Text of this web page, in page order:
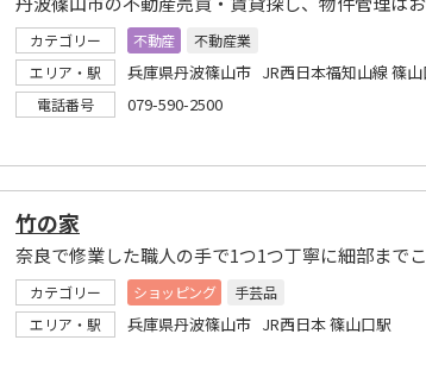
カテゴリー 不動産
不動産業
エリア・駅
兵庫県丹波篠山市 JR西日本福知山線 篠山
電話番号 079-590-2500
竹の家
カテゴリー ショッピング
手芸品
エリア・駅
兵庫県丹波篠山市 JR西日本 篠山口駅